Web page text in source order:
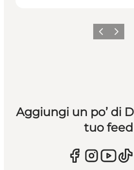
Precedente
Avanti
Aggiungi un po’ di
tuo feed